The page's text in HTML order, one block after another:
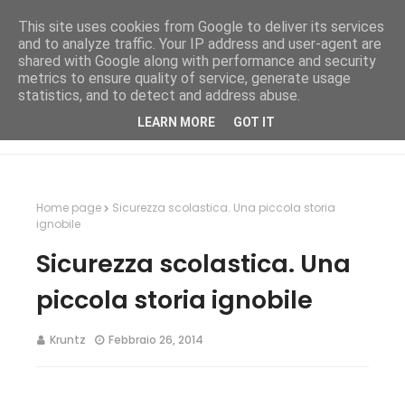
Home page
Sicurezza scolastica. Una piccola storia
ignobile
Sicurezza scolastica. Una
piccola storia ignobile
Kruntz Febbraio 26, 2014
This site uses cookies from Google to deliver its services
and to analyze traffic. Your IP address and user-agent are
shared with Google along with performance and security
metrics to ensure quality of service, generate usage
statistics, and to detect and address abuse.
LEARN MORE GOT IT